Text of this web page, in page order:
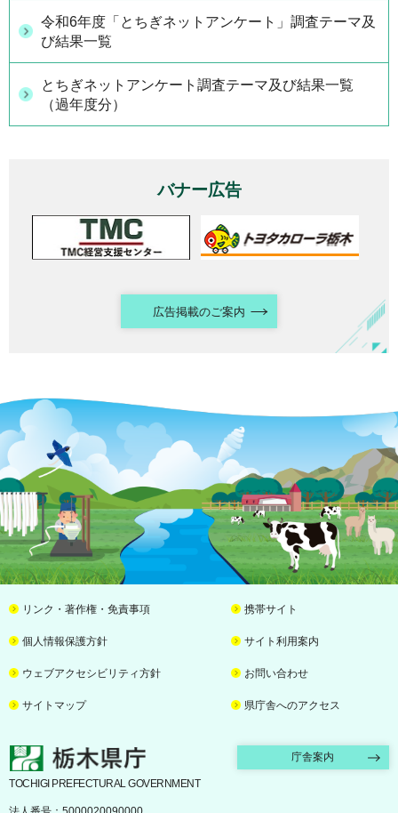
令和6年度「とちぎネットアンケート」調査テーマ及
び結果一覧
とちぎネットアンケート調査テーマ及び結果一覧
（過年度分）
バナー広告
広告掲載のご案内
リンク・著作権・免責事項 携帯サイト
個人情報保護方針 サイト利用案内
ウェブアクセシビリティ方針 お問い合わせ
サイトマップ 県庁舎へのアクセス
栃木県庁 庁舎案内
TOCHIGI PREFECTURAL GOVERNMENT